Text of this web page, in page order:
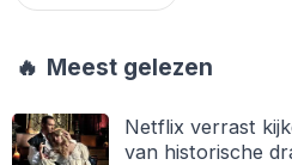
🔥 Meest gelezen
Netflix verrast
van historische